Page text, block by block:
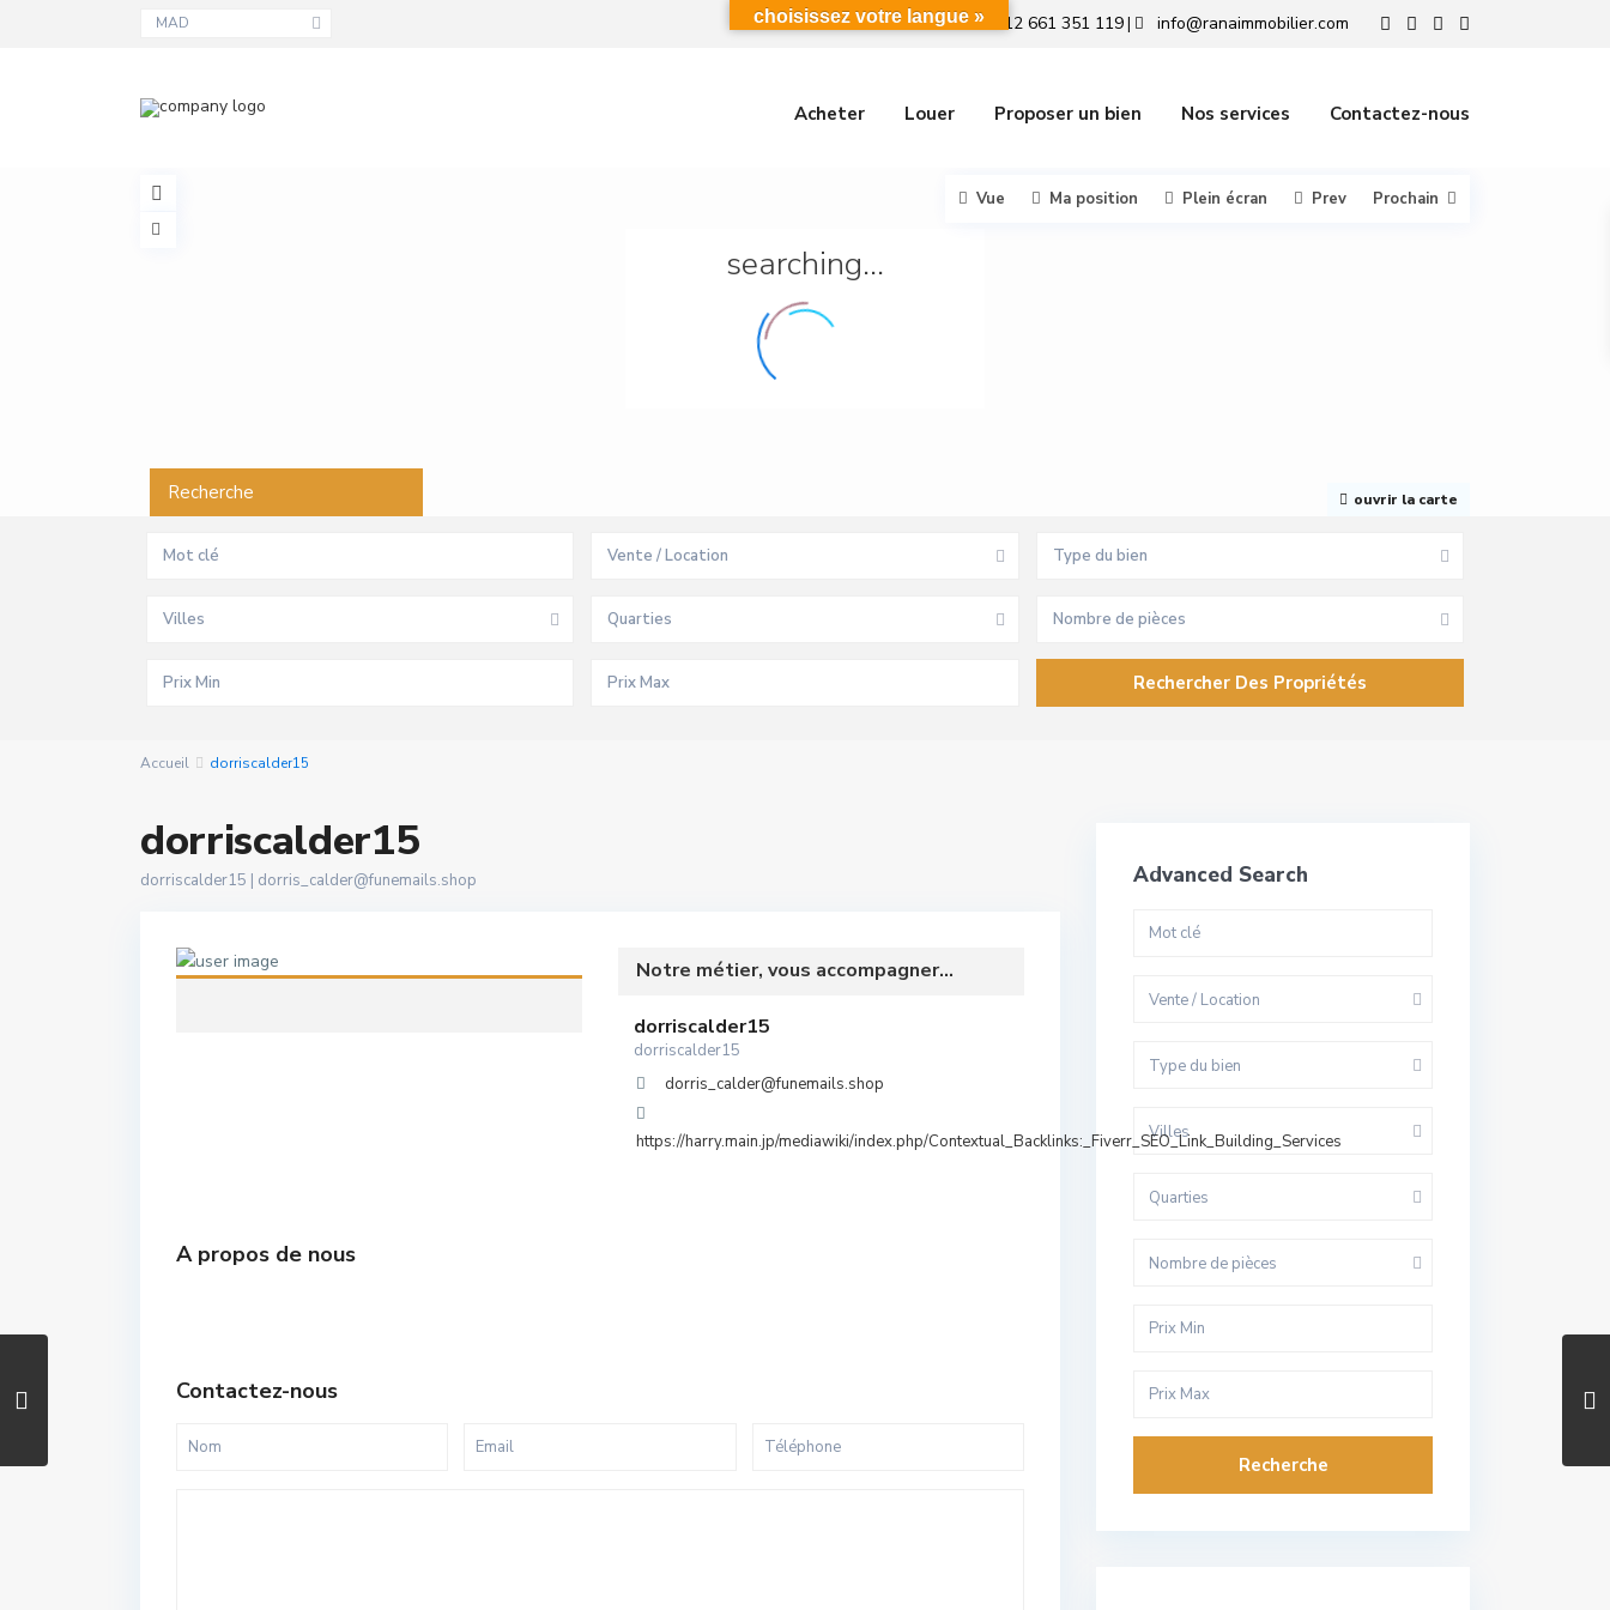
MAD +212 661 351 119| info@ranaimmobilier.com
Acheter Louer Proposer un bien Nos services Contactez-nous
searching...
ouvrir la carte
Vue Ma position Plein écran Prev Prochain
Recherche
Vente / Location Type du bien
Villes Quarties Nombre de pièces
Accueil dorriscalder15
dorriscalder15
dorriscalder15 | dorris_calder@funemails.shop
Notre métier, vous accompagner...
dorriscalder15
dorriscalder15
dorris_calder@funemails.shop
https://harry.main.jp/mediawiki/index.php/Contextual_Backlinks:_Fiverr_SEO_Link_Building_Services
A propos de nous
Contactez-nous
Advanced Search
Vente / Location
Type du bien
Villes
Quarties
Nombre de pièces
Recherche
choisissez votre langue »